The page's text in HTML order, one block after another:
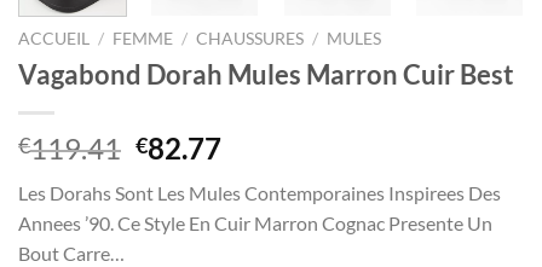
ACCUEIL / FEMME / CHAUSSURES / MULES
Vagabond Dorah Mules Marron Cuir Best
€119.41 Le
initial
était :
€82.77Le
actuel
est :
Les Dorahs Sont Les Mules Contemporaines Inspirees Des
Annees ’90. Ce Style En Cuir Marron Cognac Presente Un
Bout Carre…